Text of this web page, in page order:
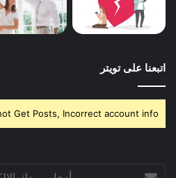
اتبعنا على تويتر
Get Posts, Incorrect account info.